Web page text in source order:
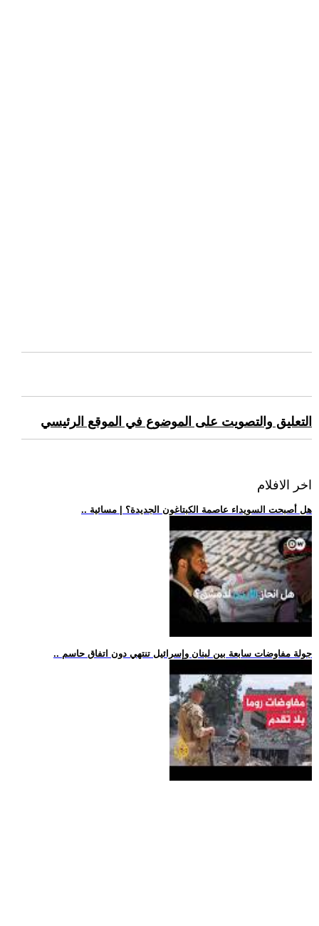
التعليق والتصويت على الموضوع في الموقع الرئيسي
اخر الافلام
.. هل أصبحت السويداء عاصمة الكبتاغون الجديدة؟ | مسائية
.. جولة مفاوضات سابعة بين لبنان وإسرائيل تنتهي دون اتفاق حاسم